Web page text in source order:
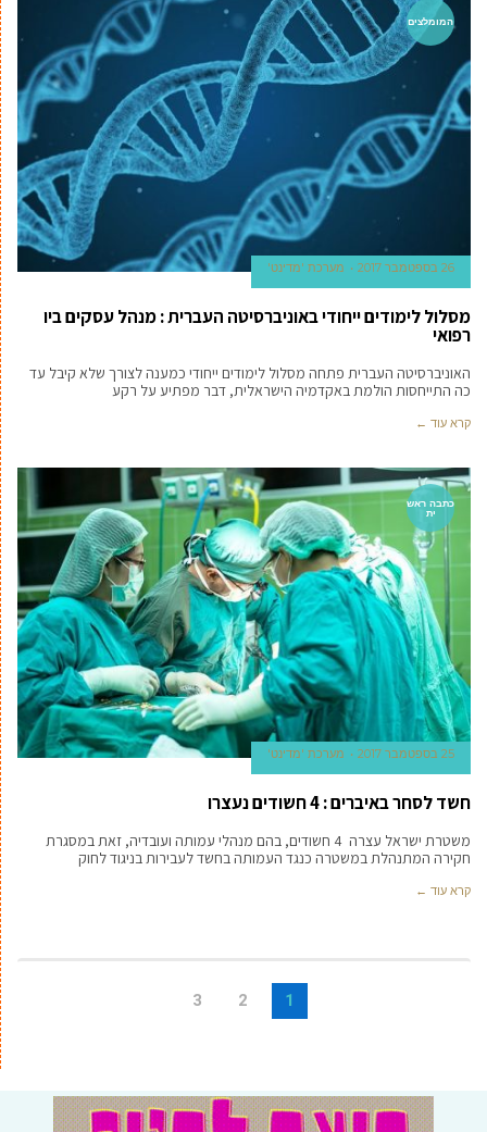
המומלצים
26 בספטמבר 2017 מערכת 'מדינט'
מסלול לימודים ייחודי באוניברסיטה העברית : מנהל עסקים ביו
רפואי
האוניברסיטה העברית פתחה מסלול לימודים ייחודי כמענה לצורך שלא קיבל עד
כה התייחסות הולמת באקדמיה הישראלית, דבר מפתיע על רקע
קרא עוד ←
כתבה ראש
ית
25 בספטמבר 2017 מערכת 'מדינט'
חשד לסחר באיברים : 4 חשודים נעצרו
משטרת ישראל עצרה 4 חשודים, בהם מנהלי עמותה ועובדיה, זאת במסגרת
חקירה המתנהלת במשטרה כנגד העמותה בחשד לעבירות בניגוד לחוק
קרא עוד ←
1
2
3